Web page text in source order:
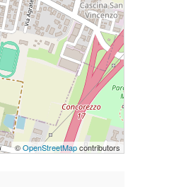
©OpenStreetMapcontributors